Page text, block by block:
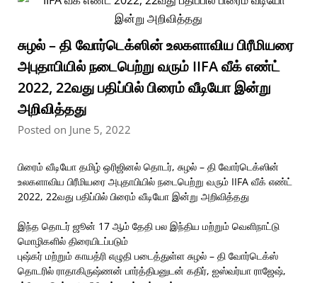
சுழல் – தி வோர்டெக்ஸின் உலகளாவிய பிரீமியரை
அபுதாபியில் நடைபெற்று வரும் IIFA வீக் எண்ட்
2022, 22வது பதிப்பில் பிரைம் வீடியோ இன்று
அறிவித்தது
Posted on June 5, 2022
பிரைம் வீடியோ தமிழ் ஒரிஜினல் தொடர், சுழல் – தி வோர்டெக்ஸின்
உலகளாவிய பிரீமியரை அபுதாபியில் நடைபெற்று வரும் IIFA வீக் எண்ட்
2022, 22வது பதிப்பில் பிரைம் வீடியோ இன்று அறிவித்தது
இந்த தொடர் ஜூன் 17 ஆம் தேதி பல இந்திய மற்றும் வெளிநாட்டு
மொழிகளில் திரையிடப்படும்
புஷ்கர் மற்றும் காயத்ரி எழுதி படைத்துள்ள சுழல் – தி வோர்டெக்ஸ்
தொடரில் ராதாகிருஷ்ணன் பார்த்திபனுடன் கதிர், ஐஸ்வர்யா ராஜேஷ்,